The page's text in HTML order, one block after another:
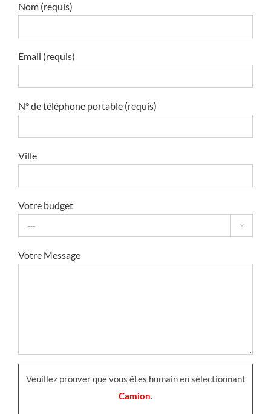
Nom (requis)
Email (requis)
N° de téléphone portable (requis)
Ville
Votre budget

Votre Message
Veuillez prouver que vous êtes humain en sélectionnant
Camion.